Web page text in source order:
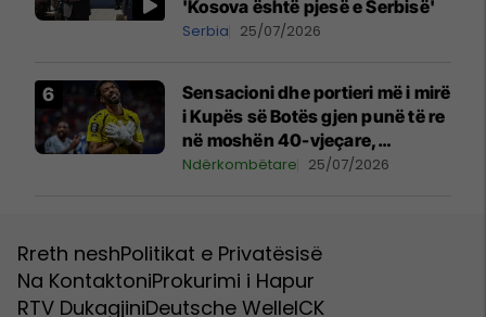
'Kosova është pjesë e Serbisë'
Serbia 25/07/2026
Sensacioni dhe portieri më i mirë
i Kupës së Botës gjen punë të re
në moshën 40-vjeçare,
nënshkruan me klubin ikonik
Ndërkombëtare 25/07/2026
Rreth neshPolitikat e Privatësisë
Na KontaktoniProkurimi i Hapur
RTV DukagjiniDeutsche WelleICK